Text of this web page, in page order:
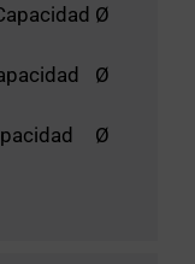
Ø
Ø
Ø